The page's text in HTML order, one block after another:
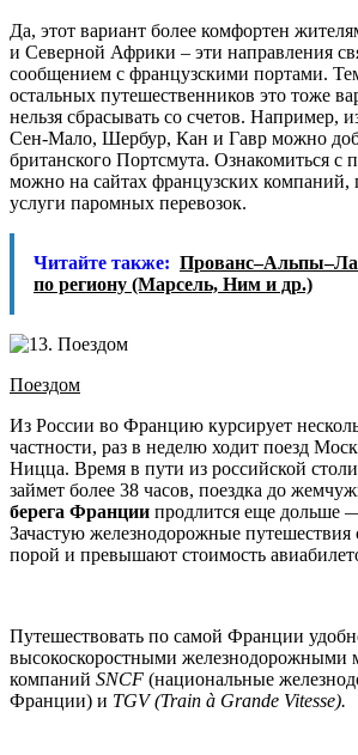
Да, этот вариант более комфортен
и Северной Африки – эти направления
сообщением с французскими портами.
остальных путешественников это тоже
нельзя сбрасывать со счетов. Например,
Сен-Мало, Шербур, Кан и Гавр можно
британского Портсмута. Ознакомиться с
можно на сайтах французских компаний,
услуги паромных перевозок.
Читайте также:
по региону (Марсель, Ним и др.)
Поездом
Из России во Францию курсирует
частности, раз в неделю ходит поезд
Ницца. Время в пути из российской
займет более 38 часов, поездка до
берега Франции продлится еще дольше
Зачастую железнодорожные путешествия
порой и превышают стоимость
Путешествовать по самой Франции
высокоскоростными железнодорожными
компаний SNCF (национальные
Франции) и TGV (Train à Grande Vitesse).